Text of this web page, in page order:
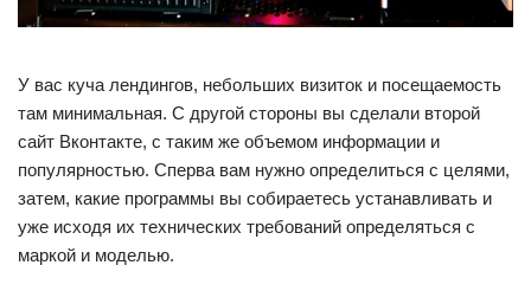
У вас куча лендингов, небольших визиток и посещаемость
там минимальная. С другой стороны вы сделали второй
сайт Вконтакте, с таким же объемом информации и
популярностью. Сперва вам нужно определиться с целями,
затем, какие программы вы собираетесь устанавливать и
уже исходя их технических требований определяться с
маркой и моделью.